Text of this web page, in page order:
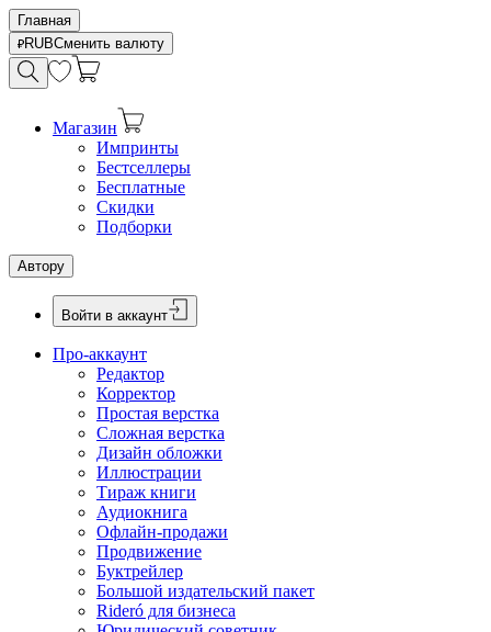
Главная
RUBСменить валюту
Магазин
Импринты
Бестселлеры
Бесплатные
Скидки
Подборки
Автору
Войти в аккаунт
Про-аккаунт
Редактор
Корректор
Простая верстка
Сложная верстка
Дизайн обложки
Иллюстрации
Тираж книги
Аудиокнига
Офлайн-продажи
Продвижение
Буктрейлер
Большой издательский пакет
Rideró для бизнеса